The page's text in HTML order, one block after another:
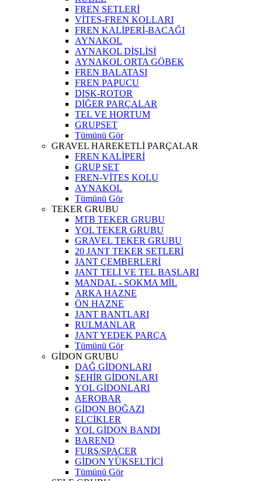
FREN SETLERİ
VİTES-FREN KOLLARI
FREN KALİPERİ-BACAĞI
AYNAKOL
AYNAKOL DİŞLİSİ
AYNAKOL ORTA GÖBEK
FREN BALATASI
FREN PAPUCU
DISK-ROTOR
DİĞER PARÇALAR
TEL VE HORTUM
GRUPSET
Tümünü Gör
GRAVEL HAREKETLİ PARÇALAR
FREN KALİPERİ
GRUP SET
FREN-VİTES KOLU
AYNAKOL
Tümünü Gör
TEKER GRUBU
MTB TEKER GRUBU
YOL TEKER GRUBU
GRAVEL TEKER GRUBU
20 JANT TEKER SETLERİ
JANT ÇEMBERLERİ
JANT TELİ VE TEL BAŞLARI
MANDAL - SOKMA MİL
ARKA HAZNE
ÖN HAZNE
JANT BANTLARI
RULMANLAR
JANT YEDEK PARÇA
Tümünü Gör
GİDON GRUBU
DAĞ GİDONLARI
ŞEHİR GİDONLARI
YOL GİDONLARI
AEROBAR
GİDON BOĞAZI
ELCİKLER
YOL GİDON BANDI
BAREND
FURŞ/SPACER
GİDON YÜKSELTİCİ
Tümünü Gör